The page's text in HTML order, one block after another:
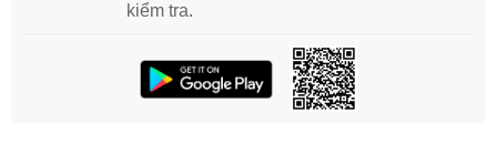
kiểm tra.